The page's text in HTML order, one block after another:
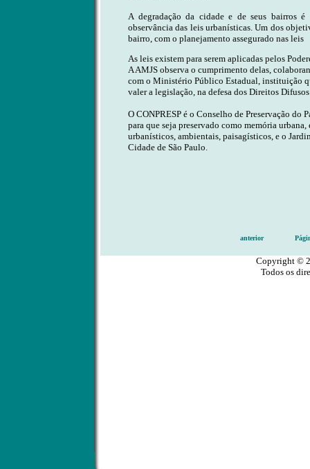
A degradação da cidade e de seus bairros
observância das leis urbanísticas. Um dos
bairro, com o planejamento assegurado nas leis
As leis existem para serem aplicadas pelos
A AMJS observa o cumprimento delas,
com o Ministério Público Estadual, instituição
valer a legislação, na defesa dos Direitos
O CONPRESP é o Conselho de Preservação
para que seja preservado como memória
urbanísticos, ambientais, paisagísticos, e o
Cidade de São Paulo.
anterior
Copyright ©
Todos os